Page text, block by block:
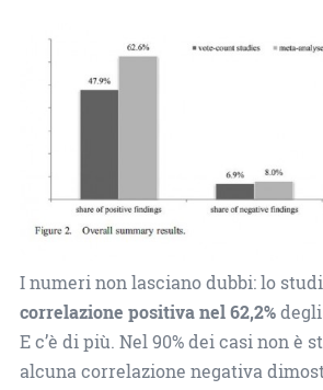
I numeri non lasciano dubbi: lo
correlazione positiva nel 62,2%degli
E c’è di più. Nel 90% dei casi non è
alcuna correlazione negativa